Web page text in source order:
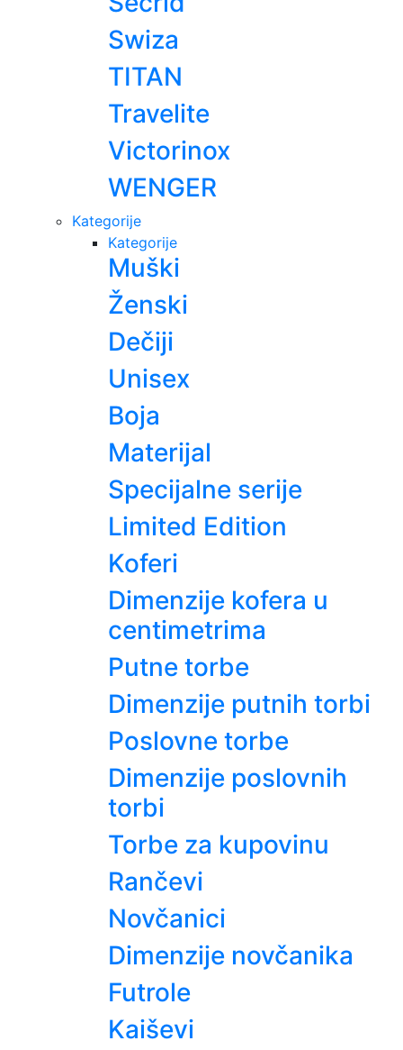
Swiza
TITAN
Travelite
Victorinox
WENGER
Kategorije
Kategorije
Muški
Ženski
Dečiji
Unisex
Boja
Materijal
Specijalne serije
Limited Edition
Koferi
Dimenzije kofera u
centimetrima
Putne torbe
Dimenzije putnih torbi
Poslovne torbe
Dimenzije poslovnih
torbi
Torbe za kupovinu
Rančevi
Novčanici
Dimenzije novčanika
Futrole
Kaiševi